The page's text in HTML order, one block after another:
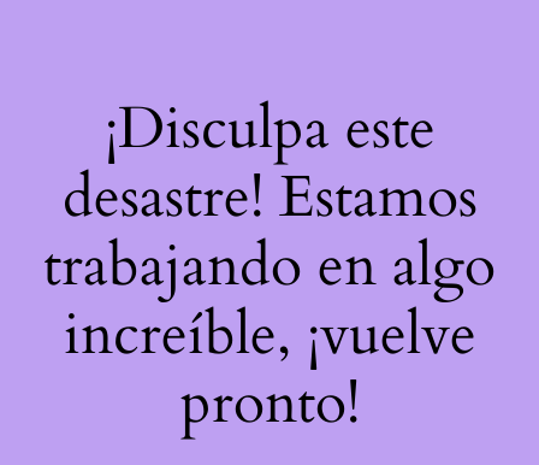
¡Disculpa este
desastre! Estamos
trabajando en algo
increíble, ¡vuelve
pronto!